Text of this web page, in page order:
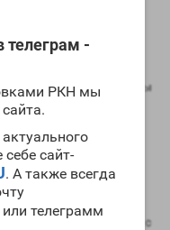
телеграм -
РКН мы
сайт-
. А также всегда
или телеграмм
промышленность
наиболее
Если вы хотите
массы
. Но при этом вы должны
стаж. Начинающим
не следует.
250 Olymp
процентов в
в сравнении с